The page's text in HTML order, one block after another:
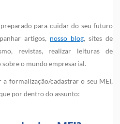
para cuidar do seu futuro
artigos, nosso blog, sites de
revistas, realizar leituras de
sobre o mundo empresarial.
a formalização/cadastrar o seu MEI,
por dentro do assunto: